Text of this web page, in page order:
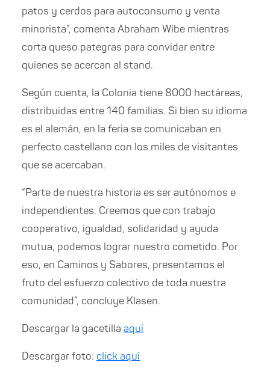
patos y cerdos para autoconsumo y venta
minorista”, comenta Abraham Wibe mientras
corta queso pategras para convidar entre
quienes se acercan al stand.
Según cuenta, la Colonia tiene 8000 hectáreas,
distribuidas entre 140 familias. Si bien su idioma
es el alemán, en la feria se comunicaban en
perfecto castellano con los miles de visitantes
que se acercaban.
“Parte de nuestra historia es ser autónomos e
independientes. Creemos que con trabajo
cooperativo, igualdad, solidaridad y ayuda
mutua, podemos lograr nuestro cometido. Por
eso, en Caminos y Sabores, presentamos el
fruto del esfuerzo colectivo de toda nuestra
comunidad”, concluye Klasen.
Descargar la gacetilla aquí
Descargar foto: click aquí